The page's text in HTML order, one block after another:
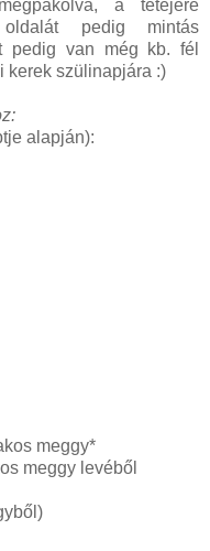
a tetejére
pedig mintás
pedig van még kb. fél
kerek szülinapjára :)
alapján):
meggy*
meggy levéből